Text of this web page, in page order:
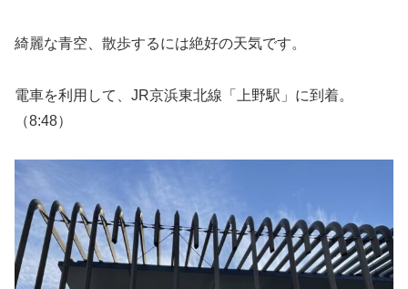
綺麗な青空、散歩するには絶好の天気です。
電車を利用して、JR京浜東北線「上野駅」に到着。
（8:48）